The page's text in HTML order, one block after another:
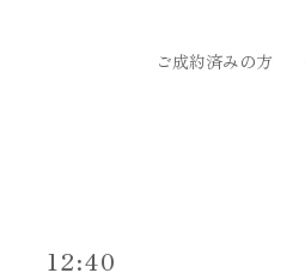
ご成約済みの方
12:40